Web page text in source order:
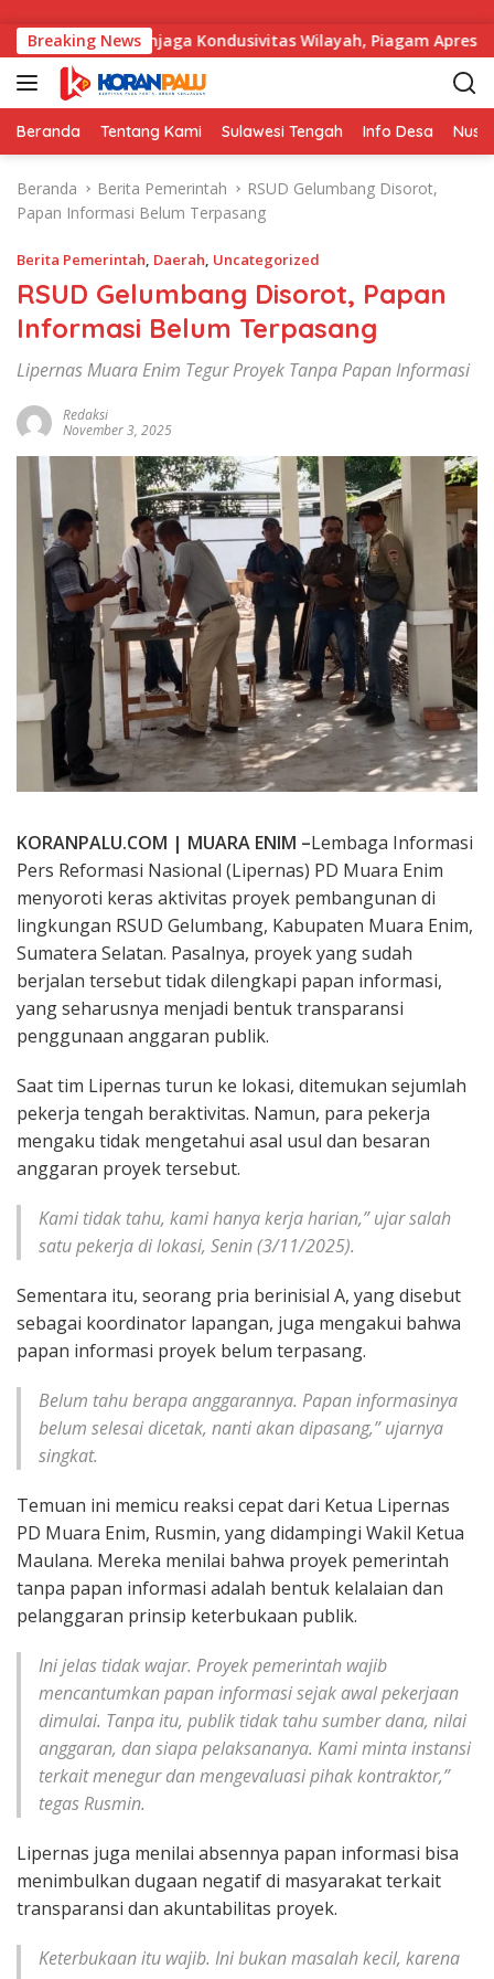
Breaking News
Menjaga Kondusivitas Wilayah, Piagam Apresiasi
Beranda Tentang Kami Sulawesi Tengah Info Desa
Beranda Berita Pemerintah
RSUD Gelumbang Disorot,
Papan Informasi Belum Terpasang
Berita Pemerintah, Daerah, Uncategorized
RSUD Gelumbang Disorot, Papan
Informasi Belum Terpasang
Lipernas Muara Enim Tegur Proyek Tanpa Papan Informasi
Redaksi
November 3, 2025
KORANPALU.COM | MUARA ENIM –Lembaga Informasi
Pers Reformasi Nasional (Lipernas) PD Muara Enim
menyoroti keras aktivitas proyek pembangunan di
lingkungan RSUD Gelumbang, Kabupaten Muara Enim,
Sumatera Selatan. Pasalnya, proyek yang sudah
berjalan tersebut tidak dilengkapi papan informasi,
yang seharusnya menjadi bentuk transparansi
penggunaan anggaran publik.
Saat tim Lipernas turun ke lokasi, ditemukan sejumlah
pekerja tengah beraktivitas. Namun, para pekerja
mengaku tidak mengetahui asal usul dan besaran
anggaran proyek tersebut.
Kami tidak tahu, kami hanya kerja harian,” ujar salah
satu pekerja di lokasi, Senin (3/11/2025).
Sementara itu, seorang pria berinisial A, yang disebut
sebagai koordinator lapangan, juga mengakui bahwa
papan informasi proyek belum terpasang.
Belum tahu berapa anggarannya. Papan informasinya
belum selesai dicetak, nanti akan dipasang,” ujarnya
singkat.
Temuan ini memicu reaksi cepat dari Ketua Lipernas
PD Muara Enim, Rusmin, yang didampingi Wakil Ketua
Maulana. Mereka menilai bahwa proyek pemerintah
tanpa papan informasi adalah bentuk kelalaian dan
pelanggaran prinsip keterbukaan publik.
Ini jelas tidak wajar. Proyek pemerintah wajib
mencantumkan papan informasi sejak awal pekerjaan
dimulai. Tanpa itu, publik tidak tahu sumber dana, nilai
anggaran, dan siapa pelaksananya. Kami minta instansi
terkait menegur dan mengevaluasi pihak kontraktor,”
tegas Rusmin.
Lipernas juga menilai absennya papan informasi bisa
menimbulkan dugaan negatif di masyarakat terkait
transparansi dan akuntabilitas proyek.
Keterbukaan itu wajib. Ini bukan masalah kecil, karena